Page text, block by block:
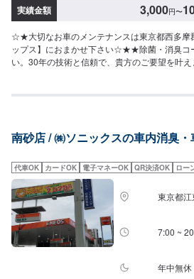
実績金額 3,000円〜
☆★大切なお車のメンテナンスは東京都西多摩
ップス】におまかせ下さい☆★★除菌・消臭コ
い。30年の技術と信頼で、貴方のご要望を叶
気軽にご相談ください。【1】オファーにてお
ご負担いただいております。※状況により貸し
祭日、第二土曜日営業時間：8:30〜17:30※看板
で、重度の犬アレルギーの方はお気をつけくだ
さった際に少し吠えることがございます。ご了
南砂店 / ㈱ソニックスの車内消臭
代車OK カードOK 電子マネーOK QR決済OK ロー
東京都
7:00 ~
年中無休